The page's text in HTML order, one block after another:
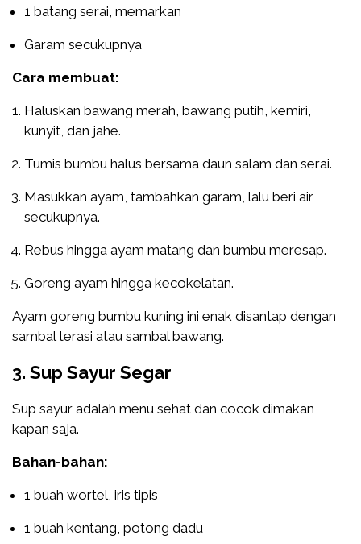
1 batang serai, memarkan
Garam secukupnya
Cara membuat:
Haluskan bawang merah, bawang putih, kemiri,
kunyit, dan jahe.
Tumis bumbu halus bersama daun salam dan serai.
Masukkan ayam, tambahkan garam, lalu beri air
secukupnya.
Rebus hingga ayam matang dan bumbu meresap.
Goreng ayam hingga kecokelatan.
Ayam goreng bumbu kuning ini enak disantap dengan
sambal terasi atau sambal bawang.
3. Sup Sayur Segar
Sup sayur adalah menu sehat dan cocok dimakan
kapan saja.
Bahan-bahan:
1 buah wortel, iris tipis
1 buah kentang, potong dadu